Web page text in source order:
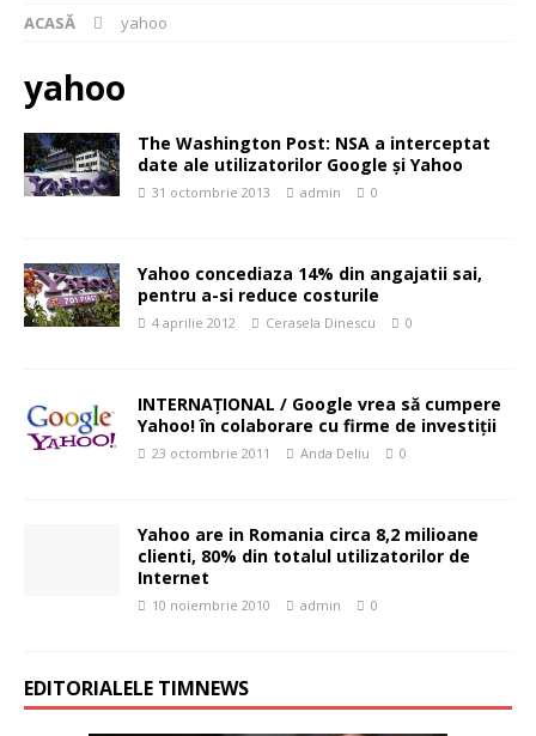
ACASĂ yahoo
yahoo
The Washington Post: NSA a interceptat
date ale utilizatorilor Google şi Yahoo
31 octombrie 2013 admin 0
Yahoo concediaza 14% din angajatii sai,
pentru a-si reduce costurile
4 aprilie 2012 Cerasela Dinescu 0
INTERNAȚIONAL / Google vrea să cumpere
Yahoo! în colaborare cu firme de investiţii
23 octombrie 2011 Anda Deliu 0
Yahoo are in Romania circa 8,2 milioane
clienti, 80% din totalul utilizatorilor de
Internet
10 noiembrie 2010 admin 0
EDITORIALELE TIMNEWS